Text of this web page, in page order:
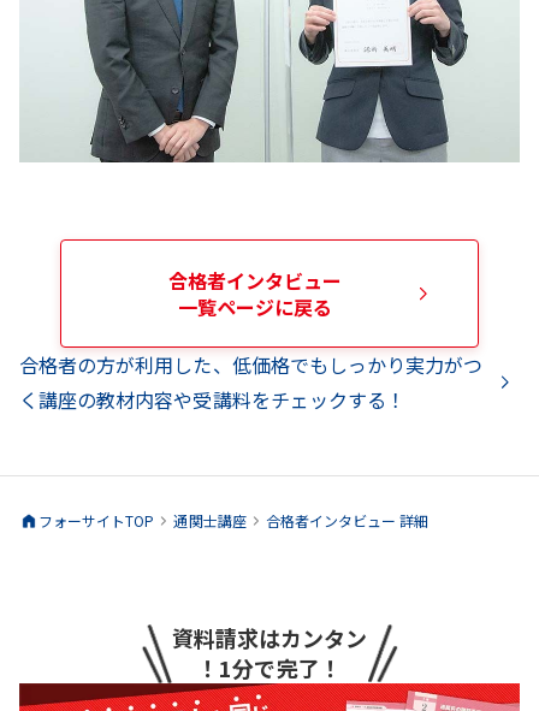
合格者インタビュー
一覧ページに戻る
合格者の方が利用した、低価格でもしっかり実力がつ
く講座の教材内容や受講料をチェックする！
フォーサイトTOP 通関士講座 合格者インタビュー 詳細
資料請求はカンタン
！1分で完了！